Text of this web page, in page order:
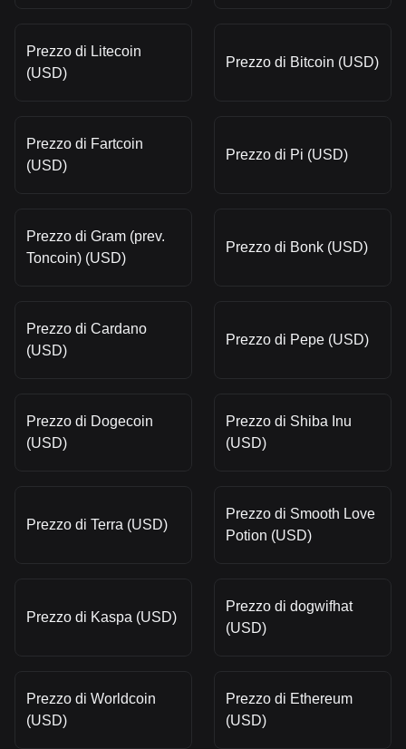
Prezzo di Litecoin
(USD)
Prezzo di Bitcoin (USD)
Prezzo di Fartcoin
(USD)
Prezzo di Pi (USD)
Prezzo di Gram (prev.
Toncoin) (USD)
Prezzo di Bonk (USD)
Prezzo di Cardano
(USD)
Prezzo di Pepe (USD)
Prezzo di Dogecoin
(USD)
Prezzo di Shiba Inu
(USD)
Prezzo di Terra (USD)
Prezzo di Smooth Love
Potion (USD)
Prezzo di Kaspa (USD)
Prezzo di dogwifhat
(USD)
Prezzo di Worldcoin
(USD)
Prezzo di Ethereum
(USD)